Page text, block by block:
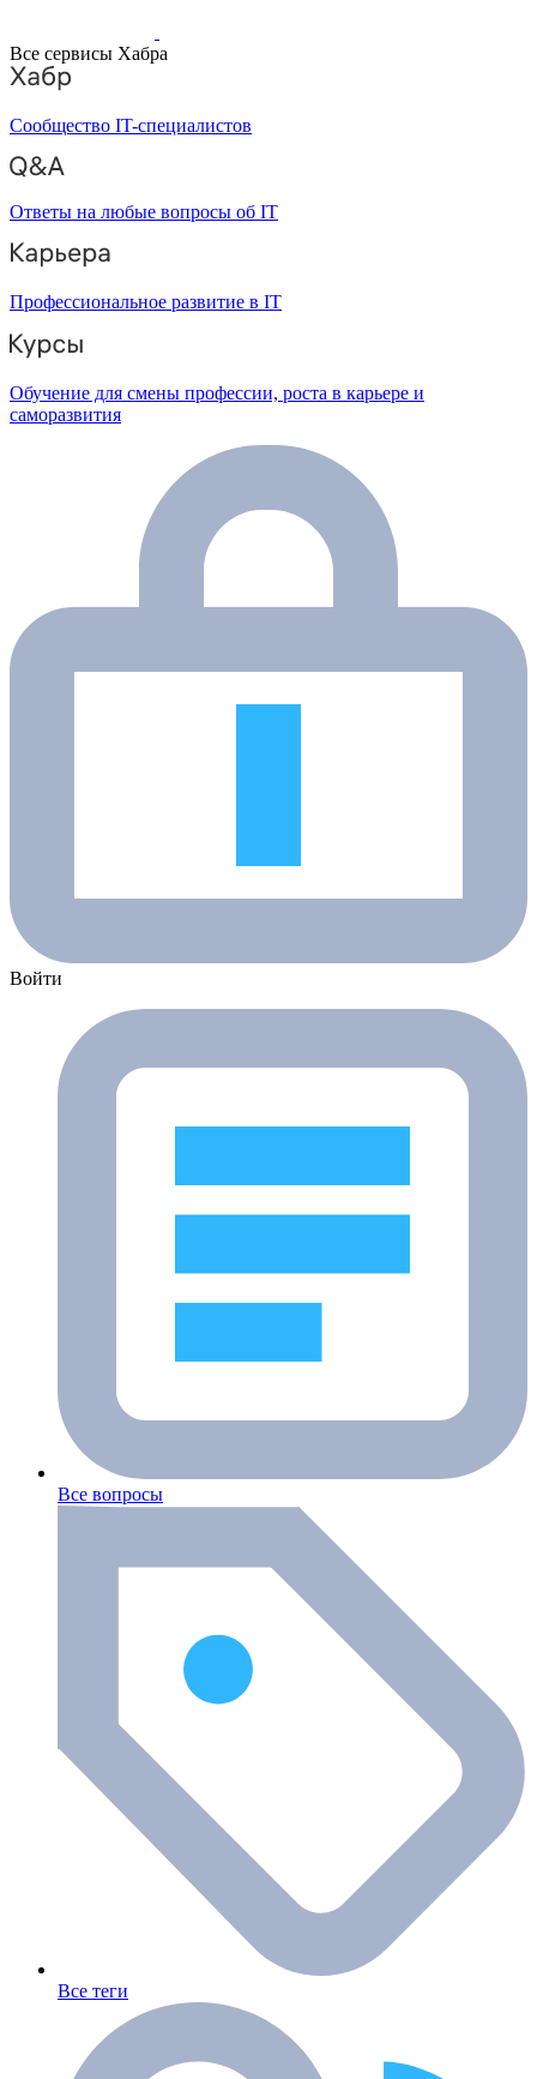
Все сервисы Хабра
Сообщество IT-специалистов
Ответы на любые вопросы об IT
Профессиональное развитие в IT
Обучение для смены профессии, роста в карьере и
саморазвития
Войти
Все вопросы
Все теги